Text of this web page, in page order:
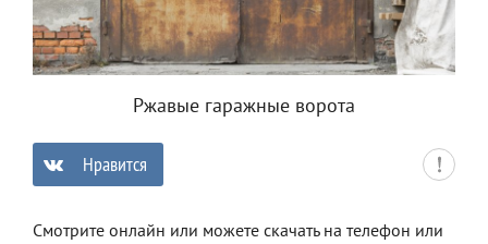
Ржавые гаражные ворота
Нравится
Смотрите онлайн или можете скачать на телефон или